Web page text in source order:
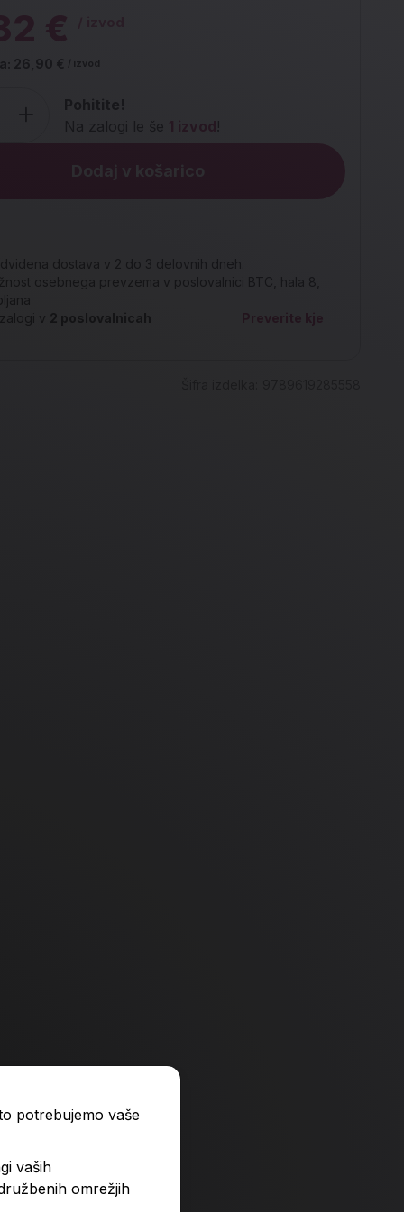
€
26,90 € / izvod
Pohitite!
Na zalogi le še 1 izvod!
Dodaj v košarico
dostava v 2 do 3 delovnih dneh.
osebnega prevzema v poslovalnici BTC, hala 8,
v
2 poslovalnicah Preverite kje
potrebujemo vaše
vaših
omrežjih